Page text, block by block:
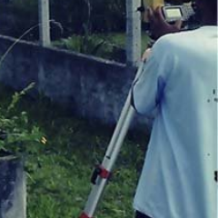
consultora
de serviço na
de
aos setores
diversos
civil,
e industrial.
auxiliar seus